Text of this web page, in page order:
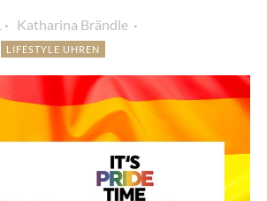
Katharina Brändle
LIFESTYLE UHREN